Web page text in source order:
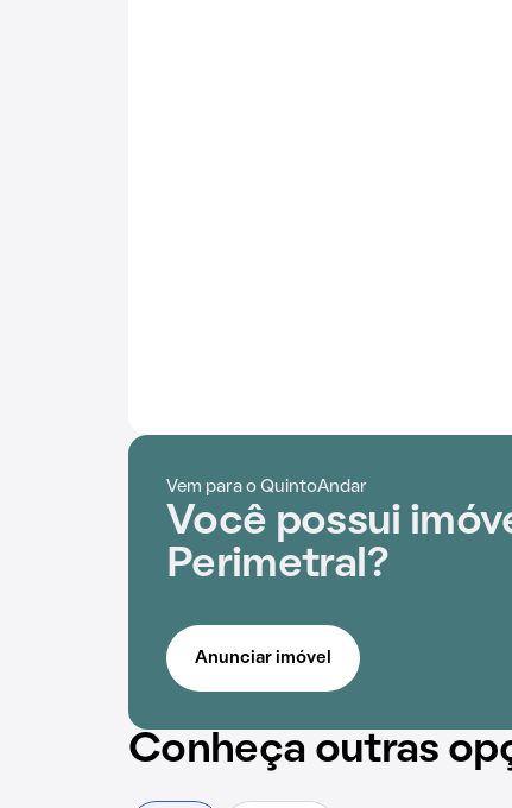
Vem para o QuintoAndar
Você possui
Perimetral?
Anunciar imóvel
Conheça outras